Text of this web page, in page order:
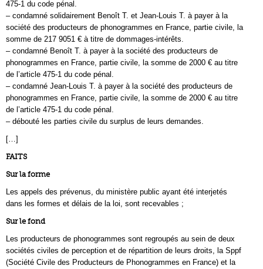
475-1 du code pénal.
– condamné solidairement Benoît T. et Jean-Louis T. à payer à la
société des producteurs de phonogrammes en France, partie civile, la
somme de 217 9051 € à titre de dommages-intérêts.
– condamné Benoît T. à payer à la société des producteurs de
phonogrammes en France, partie civile, la somme de 2000 € au titre
de l’article 475-1 du code pénal.
– condamné Jean-Louis T. à payer à la société des producteurs de
phonogrammes en France, partie civile, la somme de 2000 € au titre
de l’article 475-1 du code pénal.
– débouté les parties civile du surplus de leurs demandes.
[…]
FAITS
Sur la forme
Les appels des prévenus, du ministère public ayant été interjetés
dans les formes et délais de la loi, sont recevables ;
Sur le fond
Les producteurs de phonogrammes sont regroupés au sein de deux
sociétés civiles de perception et de répartition de leurs droits, la Sppf
(Société Civile des Producteurs de Phonogrammes en France) et la